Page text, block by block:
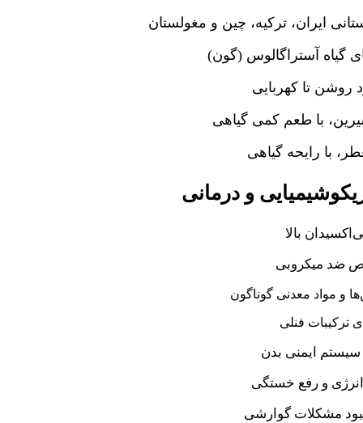
ایران، ترکیه، چین و مغولستان
گیاه آستراگالوس (گون)
روشن تا کهربایی
با طعم کمی گیاهی
با رایحه گیاهی
و درمانی
بالا
ضد میکروبی
و مواد معدنی گوناگون
ترکیبات فنلی
ایمنی بدن
و رفع خستگی
مشکلات گوارشی